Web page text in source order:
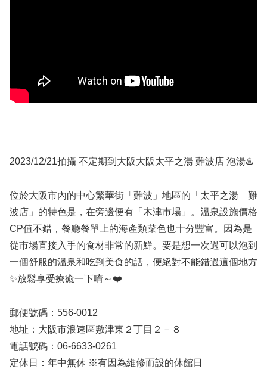
2023/12/21拍攝 不定期到大阪大阪太平之湯 難波店 泡湯♨️
位於大阪市內的中心繁華街「難波」地區的「太平之湯 難
波店」的特色是，在旁邊便有「木津市場」。溫泉設施價格
CP值不錯，餐廳餐單上的海產類菜色也十分豐富。因為是
從市場直接入手的食材非常的新鮮。要是想一次過可以泡到
一個舒服的溫泉和吃到美食的話，便絕對不能錯過這個地方
✨放鬆享受療癒一下唷～❤️
郵便號碼：556-0012
地址：大阪市浪速區敷津東２丁目２－８
電話號碼：06-6633-0261
定休日：年中無休 ※有因為維修而設的休館日